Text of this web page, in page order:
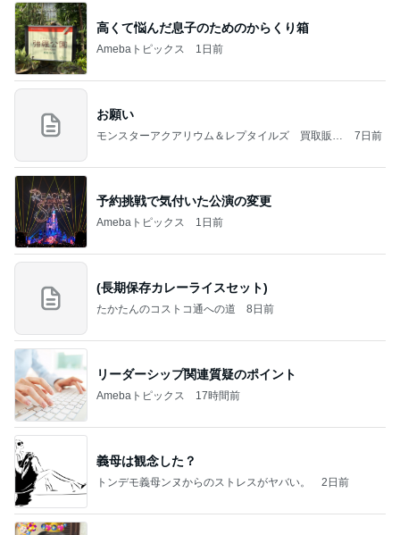
高くて悩んだ息子のためのからくり箱
Amebaトピックス 1日前
お願い
モンスターアクアリウム＆レプタイルズ 買取販売
7日前
予約挑戦で気付いた公演の変更
Amebaトピックス 1日前
(長期保存カレーライスセット)
たかたんのコストコ通への道 8日前
リーダーシップ関連質疑のポイント
Amebaトピックス 17時間前
義母は観念した？
トンデモ義母ンヌからのストレスがヤバい。 2日前